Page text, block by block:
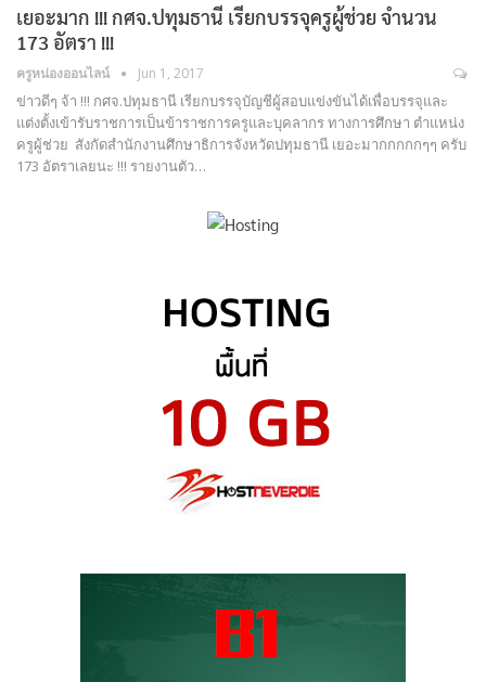
เยอะมาก !!! กศจ.ปทุมธานี เรียกบรรจุครูผู้ช่วย จำนวน
173 อัตรา !!!
ครูหน่องออนไลน์ Jun 1, 2017
ข่าวดีๆ จ้า !!! กศจ.ปทุมธานี เรียกบรรจุบัญชีผู้สอบแข่งขันได้เพื่อบรรจุและ
แต่งตั้งเข้ารับราชการเป็นข้าราชการครูและบุคลากร ทางการศึกษา ตำแหน่ง
ครูผู้ช่วย สังกัดสำนักงานศึกษาธิการจังหวัดปทุมธานี เยอะมากกกกกๆๆ ครับ
173 อัตราเลยนะ !!! รายงานตัว…